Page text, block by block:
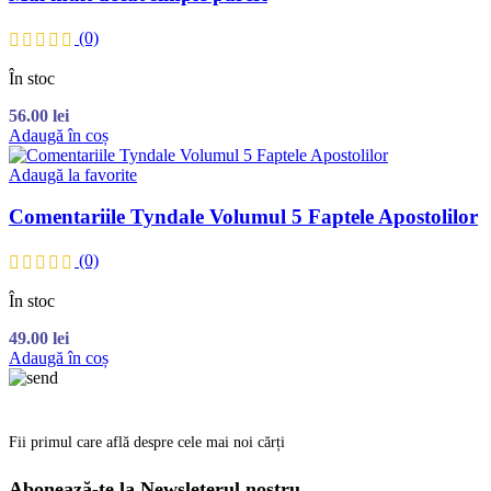
(0)
În stoc
56.00 lei
Adaugă în coș
Adaugă la favorite
Comentariile Tyndale Volumul 5 Faptele Apostolilor
(0)
În stoc
49.00 lei
Adaugă în coș
Fii primul care află despre cele mai noi cărți